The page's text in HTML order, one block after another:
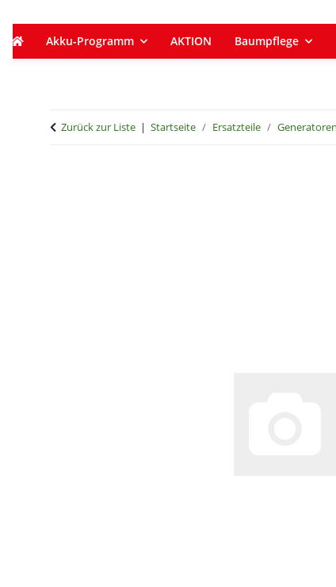
Akku-Programm AKTION Baumpflege
Zurück zur Liste Startseite Ersatzteile Generatoren